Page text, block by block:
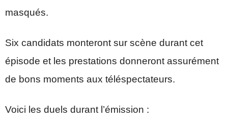
masqués.
Six candidats monteront sur scène durant cet
épisode et les prestations donneront assurément
de bons moments aux téléspectateurs.
Voici les duels durant l’émission :